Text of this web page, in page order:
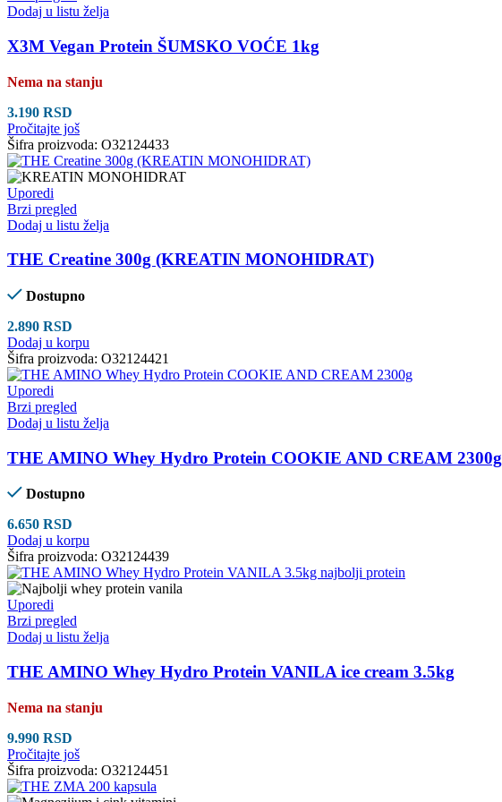
Dodaj u listu želja
X3M Vegan Protein ŠUMSKO VOĆE 1kg
Nema na stanju
3.190 RSD
Pročitajte još
Šifra proizvoda: O32124433
Uporedi
Brzi pregled
Dodaj u listu želja
THE Creatine 300g (KREATIN MONOHIDRAT)
Dostupno
2.890 RSD
Dodaj u korpu
Šifra proizvoda: O32124421
Uporedi
Brzi pregled
Dodaj u listu želja
THE AMINO Whey Hydro Protein COOKIE AND CREAM 2300g
Dostupno
6.650 RSD
Dodaj u korpu
Šifra proizvoda: O32124439
Uporedi
Brzi pregled
Dodaj u listu želja
THE AMINO Whey Hydro Protein VANILA ice cream 3.5kg
Nema na stanju
9.990 RSD
Pročitajte još
Šifra proizvoda: O32124451